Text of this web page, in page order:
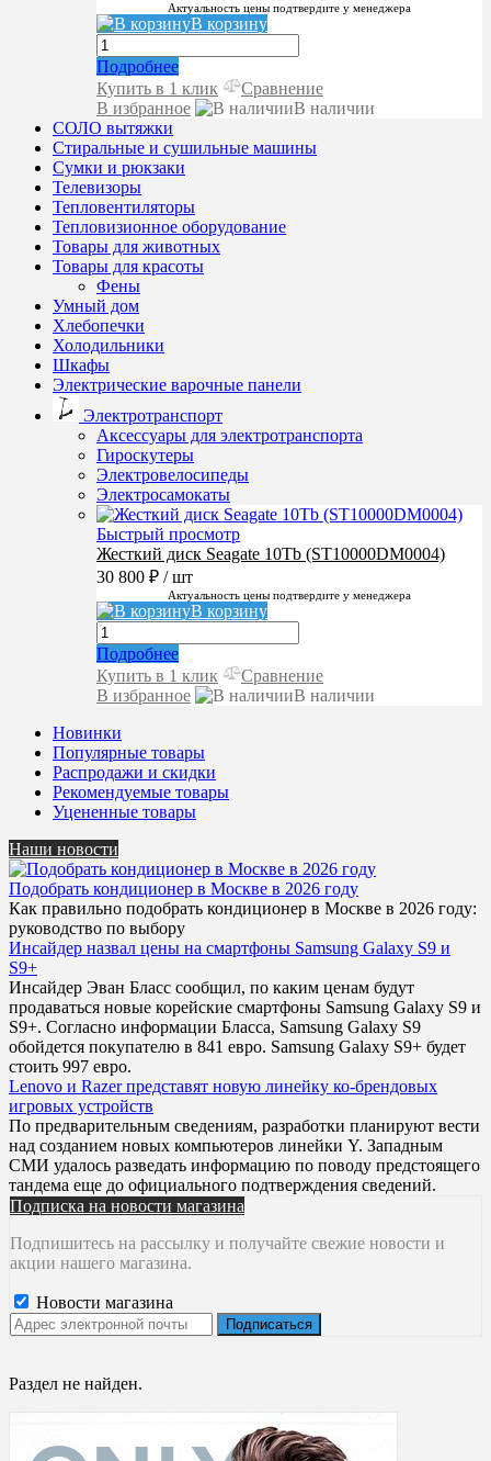
Актуальность цены подтвердите у менеджера
В корзину
Подробнее
Купить в 1 клик
Сравнение
В избранное
В наличии
СОЛО вытяжки
Стиральные и сушильные машины
Сумки и рюкзаки
Телевизоры
Тепловентиляторы
Тепловизионное оборудование
Товары для животных
Товары для красоты
Фены
Умный дом
Хлебопечки
Холодильники
Шкафы
Электрические варочные панели
Электротранспорт
Аксессуары для электротранспорта
Гироскутеры
Электровелосипеды
Электросамокаты
Быстрый просмотр
Жесткий диск Seagate 10Tb (ST10000DM0004)
30 800 ₽ / шт
Актуальность цены подтвердите у менеджера
В корзину
Подробнее
Купить в 1 клик
Сравнение
В избранное
В наличии
Новинки
Популярные товары
Распродажи и скидки
Рекомендуемые товары
Уцененные товары
Наши новости
Подобрать кондиционер в Москве в 2026 году
Как правильно подобрать кондиционер в Москве в 2026 году:
руководство по выбору
Инсайдер назвал цены на смартфоны Samsung Galaxy S9 и
S9+
Инсайдер Эван Бласс сообщил, по каким ценам будут
продаваться новые корейские смартфоны Samsung Galaxy S9 и
S9+. Согласно информации Бласса, Samsung Galaxy S9
обойдется покупателю в 841 евро. Samsung Galaxy S9+ будет
стоить 997 евро.
Lenovo и Razer представят новую линейку ко-брендовых
игровых устройств
По предварительным сведениям, разработки планируют вести
над созданием новых компьютеров линейки Y. Западным
СМИ удалось разведать информацию по поводу предстоящего
тандема еще до официального подтверждения сведений.
Подписка на новости магазина
Подпишитесь на рассылку и получайте свежие новости и
акции нашего магазина.
Новости магазина
Раздел не найден.